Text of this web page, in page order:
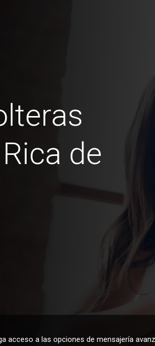
de
acceso a las opciones de mensajería